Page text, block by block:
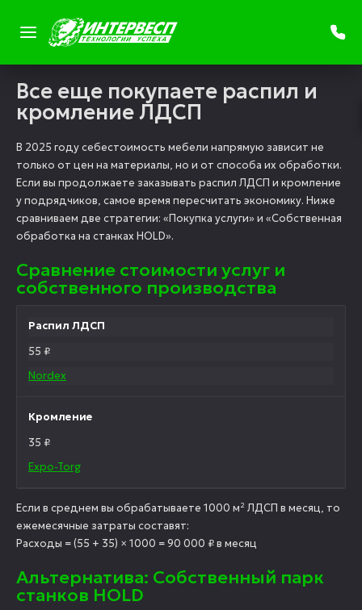
Все еще покупаете распил и
кромление ЛДСП
В 2025 году себестоимость мебели напрямую зависит не
только от цен на материалы, но и от способа их обработки.
Если вы продолжаете заказывать распил ЛДСП и кромление
у подрядчиков, самое время пересчитать экономику. Ниже
сравниваем две стратегии: «Покупка услуги» и «Собственная
обработка на станках HOLD».
Сравнение стоимости услуг и
собственного производства
Распил ЛДСП
55 ₽
Nordex
Кромление
35 ₽
Expo-Torg
Если в среднем вы обрабатываете 1000 м² ЛДСП в месяц, то
ежемесячные затраты составят:
Расходы = (55 + 35) × 1000 = 90 000 ₽ в месяц
Альтернатива: Собственный парк
станков HOLD